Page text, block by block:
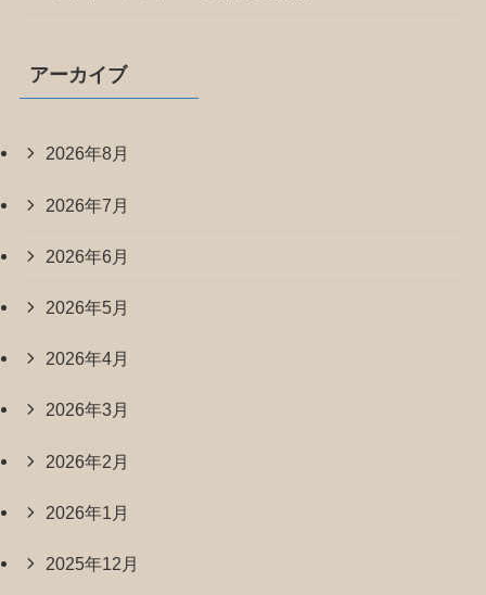
アーカイブ
2026年8月
2026年7月
2026年6月
2026年5月
2026年4月
2026年3月
2026年2月
2026年1月
2025年12月